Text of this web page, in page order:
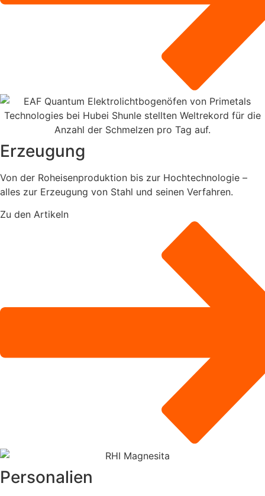
Erzeugung
Von der Roheisenproduktion bis zur Hochtechnologie –
alles zur Erzeugung von Stahl und seinen Verfahren.
Zu den Artikeln
Personalien